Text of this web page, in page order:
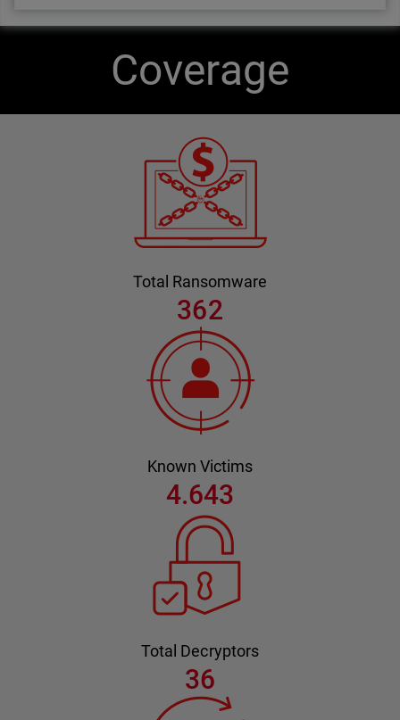
Coverage
Total Ransomware
362
Known Victims
4.643
Total Decryptors
36